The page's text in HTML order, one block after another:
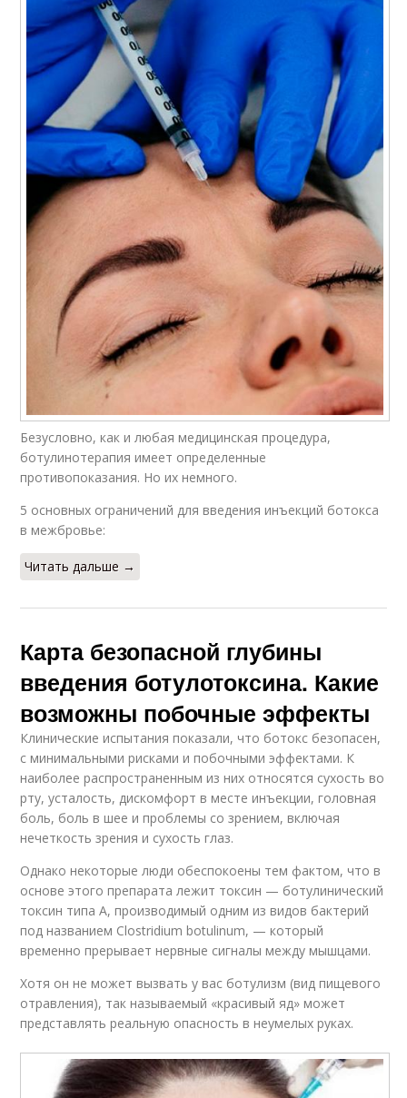
Безусловно, как и любая медицинская процедура,
ботулинотерапия имеет определенные
противопоказания. Но их немного.
5 основных ограничений для введения инъекций ботокса
в межбровье:
Читать дальше →
Карта безопасной глубины
введения ботулотоксина. Какие
возможны побочные эффекты
Клинические испытания показали, что ботокс безопасен,
с минимальными рисками и побочными эффектами. К
наиболее распространенным из них относятся сухость во
рту, усталость, дискомфорт в месте инъекции, головная
боль, боль в шее и проблемы со зрением, включая
нечеткость зрения и сухость глаз.
Однако некоторые люди обеспокоены тем фактом, что в
основе этого препарата лежит токсин — ботулинический
токсин типа А, производимый одним из видов бактерий
под названием Clostridium botulinum, — который
временно прерывает нервные сигналы между мышцами.
Хотя он не может вызвать у вас ботулизм (вид пищевого
отравления), так называемый «красивый яд» может
представлять реальную опасность в неумелых руках.